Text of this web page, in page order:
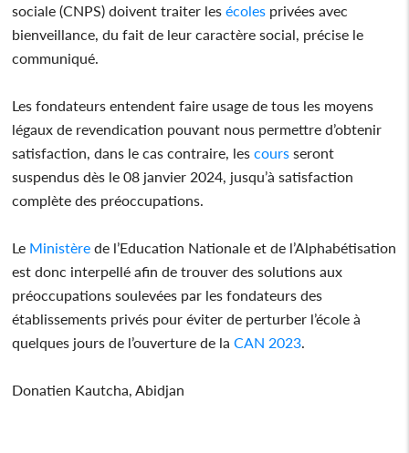
sociale (CNPS) doivent traiter lesécoles privées avec
bienveillance, du fait de leur caractère social, précise le
communiqué.
Les fondateurs entendent faire usage de tous les moyens
légaux de revendication pouvant nous permettre d’obtenir
satisfaction, dans le cas contraire, lescours seront
suspendus dès le 08 janvier 2024, jusqu’à satisfaction
complète des préoccupations.
Le Ministère de l’Education Nationale et de l’Alphabétisation
est donc interpellé afin de trouver des solutions aux
préoccupations soulevées par les fondateurs des
établissements privés pour éviter de perturber l’école à
quelques jours de l’ouverture de laCAN 2023.
Donatien Kautcha, Abidjan